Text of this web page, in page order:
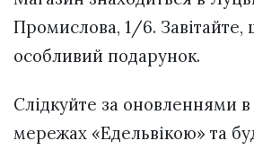
Промислова, 1/6. Завітайте,
особливий подарунок.
Слідкуйте за оновленнями в
мережах «Едельвікою» та